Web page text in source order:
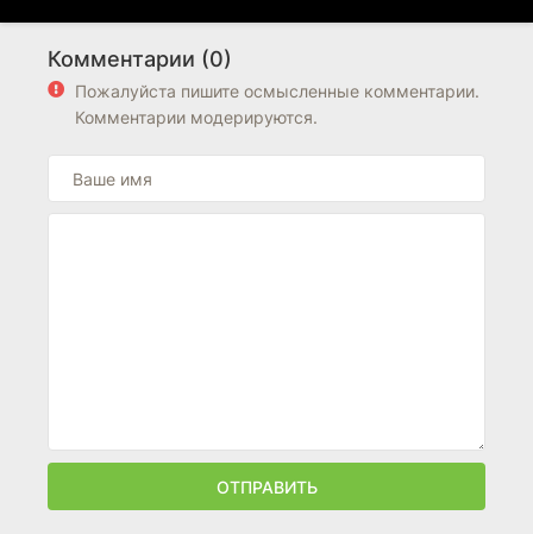
Комментарии (0)
Пожалуйста пишите осмысленные комментарии.
Комментарии модерируются.
ОТПРАВИТЬ